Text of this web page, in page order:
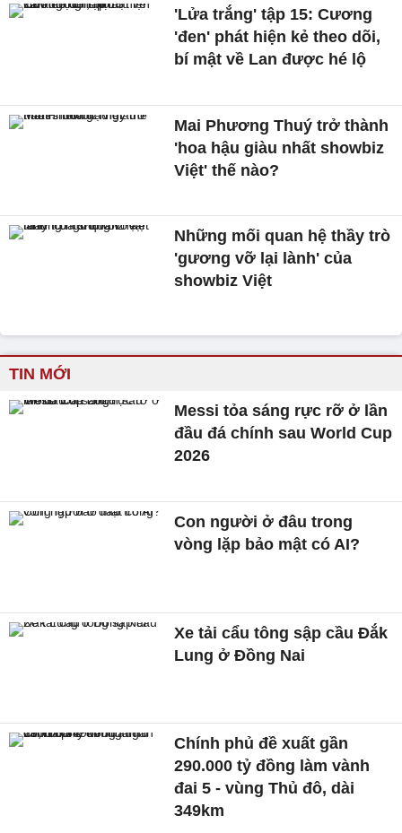
'Lửa trắng' tập 15: Cương
'đen' phát hiện kẻ theo dõi,
bí mật về Lan được hé lộ
Mai Phương Thuý trở thành
'hoa hậu giàu nhất showbiz
Việt' thế nào?
Những mối quan hệ thầy trò
'gương vỡ lại lành' của
showbiz Việt
TIN MỚI
Messi tỏa sáng rực rỡ ở lần
đầu đá chính sau World Cup
2026
Con người ở đâu trong
vòng lặp bảo mật có AI?
Xe tải cẩu tông sập cầu Đắk
Lung ở Đồng Nai
Chính phủ đề xuất gần
290.000 tỷ đồng làm vành
đai 5 - vùng Thủ đô, dài
349km